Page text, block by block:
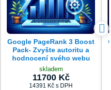
Google PageRank 3 Boost
Pack- Zvyšte autoritu a
hodnocení svého webu
skladem
11700 Kč
14391 Kč s DPH